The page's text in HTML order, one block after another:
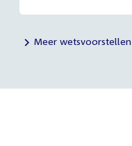
Meer wetsvoorstellen